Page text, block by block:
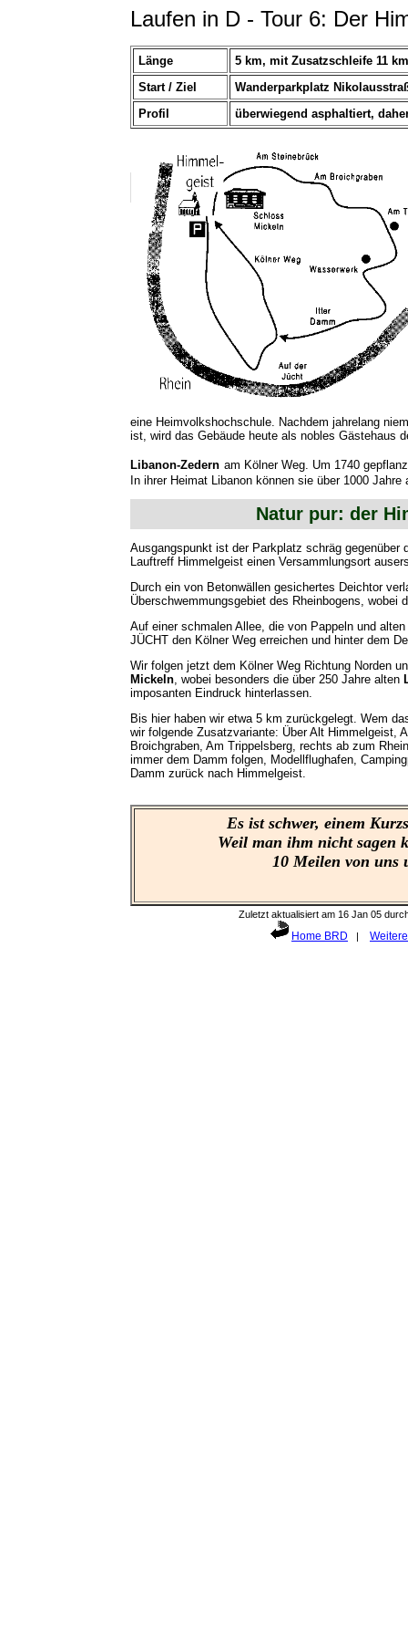
Laufen in D - Tour 6: Der
Länge
5 km, mit Zusatzschleife 11
Start / Ziel
Wanderparkplatz
Profil
überwiegend asphaltiert,
eine Heimvolkshochschule. Nachdem jahrelang
ist, wird das Gebäude heute als nobles Gästehaus
Libanon-Zedern am Kölner Weg. Um 1740
In ihrer Heimat Libanon können sie über 1000 Jahre
Natur pur: der
Ausgangspunkt ist der Parkplatz schräg
Lauftreff Himmelgeist einen Versammlungsort
Durch ein von Betonwällen gesichertes Deichtor
Überschwemmungsgebiet des Rheinbogens,
Auf einer schmalen Allee, die von Pappeln und
JÜCHT den Kölner Weg erreichen und hinter dem
Wir folgen jetzt dem Kölner Weg Richtung Norden
Mickeln, wobei besonders die über 250 Jahre alten
imposanten Eindruck hinterlassen.
Bis hier haben wir etwa 5 km zurückgelegt. Wem
wir folgende Zusatzvariante: Über Alt Himmelgeist,
Broichgraben, Am Trippelsberg, rechts ab zum
immer dem Damm folgen, Modellflughafen,
Damm zurück nach Himmelgeist.
Es ist schwer, einem
Weil man ihm nicht sagen
10 Meilen von uns
Zuletzt aktualisiert am 16 Jan 05
Home BRD |